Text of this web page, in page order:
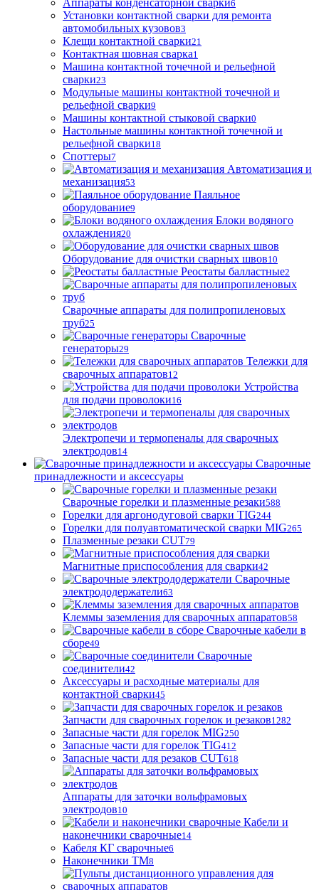
Аппараты конденсаторной сварки6
Установки контактной сварки для ремонта
автомобильных кузовов3
Клещи контактной сварки21
Контактная шовная сварка1
Машина контактной точечной и рельефной
сварки23
Модульные машины контактной точечной и
рельефной сварки9
Машины контактной стыковой сварки0
Настольные машины контактной точечной и
рельефной сварки18
Споттеры7
Автоматизация и
механизация53
Паяльное
оборудование9
Блоки водяного
охлаждения20
Оборудование для очистки сварных швов10
Реостаты балластные2
Сварочные аппараты для полипропиленовых
труб25
Сварочные
генераторы29
Тележки для
сварочных аппаратов12
Устройства
для подачи проволоки16
Электропечи и термопеналы для сварочных
электродов14
Сварочные
принадлежности и аксессуары
Сварочные горелки и плазменные резаки588
Горелки для аргонодуговой сварки TIG244
Горелки для полуавтоматической сварки MIG265
Плазменные резаки CUT79
Магнитные приспособления для сварки42
Сварочные
электрододержатели63
Клеммы заземления для сварочных аппаратов58
Сварочные кабели в
сборе49
Сварочные
соединители42
Аксессуары и расходные материалы для
контактной сварки45
Запчасти для сварочных горелок и резаков1282
Запасные части для горелок MIG250
Запасные части для горелок TIG412
Запасные части для резаков CUT618
Аппараты для заточки вольфрамовых
электродов10
Кабели и
наконечники сварочные14
Кабеля КГ сварочные6
Наконечники ТМ8